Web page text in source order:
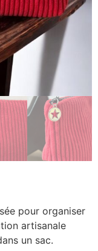
pour organiser
artisanale
un sac.